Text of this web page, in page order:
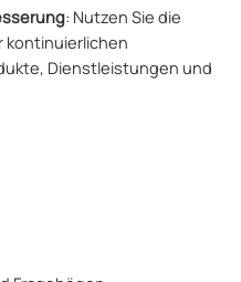
: Nutzen Sie die
kontinuierlichen
Dienstleistungen und